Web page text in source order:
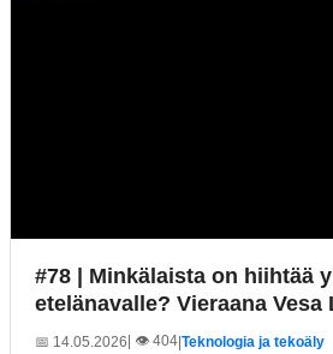
#78 | Minkälaista on hiihtää
etelänavalle? Vieraana Vesa
📅 14.05.2026| 👁️ 404 Teknologia ja tekoäly